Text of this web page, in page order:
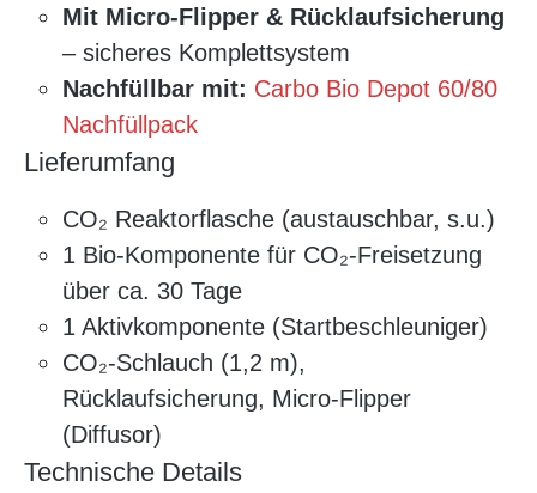
Mit Micro-Flipper & Rücklaufsicherung
– sicheres Komplettsystem
Nachfüllbar mit: Carbo Bio Depot 60/80
Nachfüllpack
Lieferumfang
CO₂ Reaktorflasche (austauschbar, s.u.)
1 Bio-Komponente für CO₂-Freisetzung
über ca. 30 Tage
1 Aktivkomponente (Startbeschleuniger)
CO₂-Schlauch (1,2 m),
Rücklaufsicherung, Micro-Flipper
(Diffusor)
Technische Details